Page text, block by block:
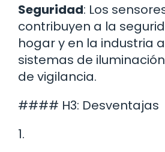
Seguridad: Los
contribuyen a la
hogar y en la industria
sistemas de
de vigilancia.
#### H3: Desventajas
1.